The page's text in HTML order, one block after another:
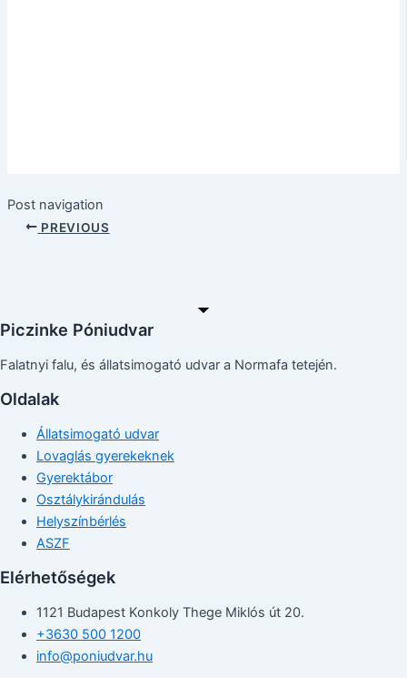
Post navigation
PREVIOUS
Piczinke Póniudvar
Falatnyi falu, és állatsimogató udvar a Normafa tetején.
Oldalak
Állatsimogató udvar
Lovaglás gyerekeknek
Gyerektábor
Osztálykirándulás
Helyszínbérlés
ASZF
Elérhetőségek
1121 Budapest Konkoly Thege Miklós út 20.
+3630 500 1200
info@poniudvar.hu